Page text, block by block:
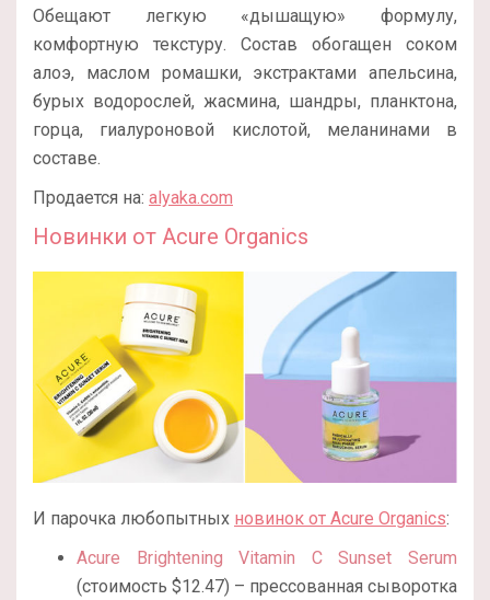
Обещают легкую «дышащую» формулу,
комфортную текстуру. Состав обогащен соком
алоэ, маслом ромашки, экстрактами апельсина,
бурых водорослей, жасмина, шандры, планктона,
горца, гиалуроновой кислотой, меланинами в
составе.
Продается на: alyaka.com
Новинки от Acure Organics
И парочка любопытных новинок от Acure Organics:
Acure Brightening Vitamin C Sunset Serum
(стоимость $12.47) – прессованная сыворотка